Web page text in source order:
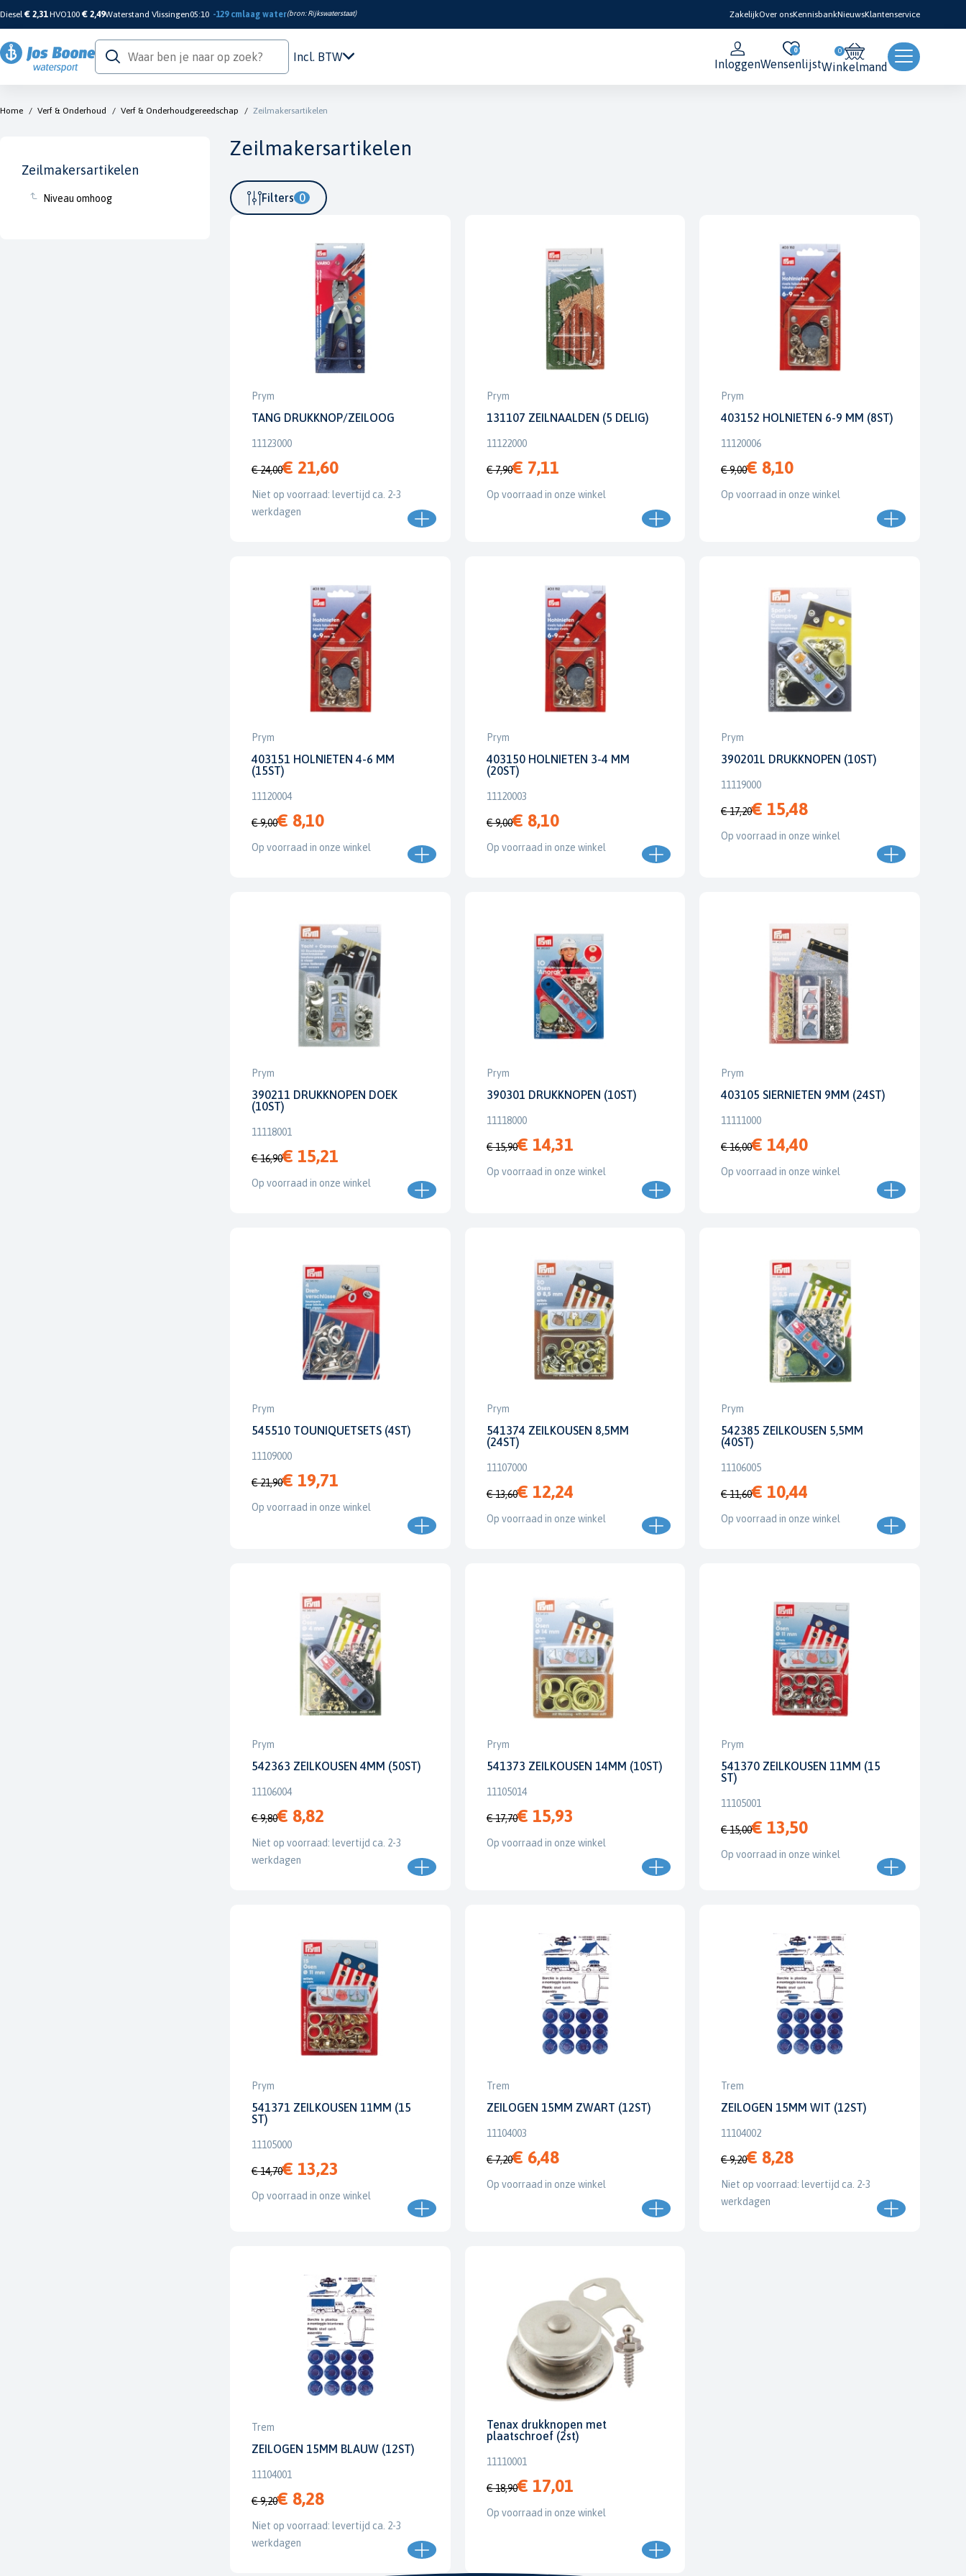
Diesel€ 2,31 HVO100 € 2,49Waterstand Vlissingen05:10 -129 cmlaag water(bron:Rijkswaterstaat) ZakelijkOver onsKennisbankNieuwsKlantenservice
Sanitair & Comfort
Rubberboten & Motoren
Incl. BTW
Inloggen
0
WensenlijstWinkelmand
Home / Verf & Onderhoud / Verf & Onderhoudgereedschap / Zeilmakersartikelen
Zeilmakersartikelen
Niveau omhoog
Zeilmakersartikelen
Filters 0
Prym
TANG DRUKKNOP/ZEILOOG
11123000
€ 24,00€ 21,60
Niet op voorraad: levertijd ca. 2-3
werkdagen
Prym
131107 ZEILNAALDEN (5 DELIG)
11122000
€ 7,90€ 7,11
Op voorraad in onze winkel
Prym
403152 HOLNIETEN 6-9 MM (8ST)
11120006
€ 9,00€ 8,10
Op voorraad in onze winkel
Prym
403151 HOLNIETEN 4-6 MM
(15ST)
11120004
€ 9,00€ 8,10
Op voorraad in onze winkel
Prym
403150 HOLNIETEN 3-4 MM
(20ST)
11120003
€ 9,00€ 8,10
Op voorraad in onze winkel
Prym
390201L DRUKKNOPEN (10ST)
11119000
€ 17,20€ 15,48
Op voorraad in onze winkel
Prym
390211 DRUKKNOPEN DOEK
(10ST)
11118001
€ 16,90€ 15,21
Op voorraad in onze winkel
Prym
390301 DRUKKNOPEN (10ST)
11118000
€ 15,90€ 14,31
Op voorraad in onze winkel
Prym
403105 SIERNIETEN 9MM (24ST)
11111000
€ 16,00€ 14,40
Op voorraad in onze winkel
Prym
545510 TOUNIQUETSETS (4ST)
11109000
€ 21,90€ 19,71
Op voorraad in onze winkel
Prym
541374 ZEILKOUSEN 8,5MM
(24ST)
11107000
€ 13,60€ 12,24
Op voorraad in onze winkel
Prym
542385 ZEILKOUSEN 5,5MM
(40ST)
11106005
€ 11,60€ 10,44
Op voorraad in onze winkel
Prym
542363 ZEILKOUSEN 4MM (50ST)
11106004
€ 9,80€ 8,82
Niet op voorraad: levertijd ca. 2-3
werkdagen
Prym
541373 ZEILKOUSEN 14MM (10ST)
11105014
€ 17,70€ 15,93
Op voorraad in onze winkel
Prym
541370 ZEILKOUSEN 11MM (15
ST)
11105001
€ 15,00€ 13,50
Op voorraad in onze winkel
Prym
541371 ZEILKOUSEN 11MM (15
ST)
11105000
€ 14,70€ 13,23
Op voorraad in onze winkel
Trem
ZEILOGEN 15MM ZWART (12ST)
11104003
€ 7,20€ 6,48
Op voorraad in onze winkel
Trem
ZEILOGEN 15MM WIT (12ST)
11104002
€ 9,20€ 8,28
Niet op voorraad: levertijd ca. 2-3
werkdagen
Trem
ZEILOGEN 15MM BLAUW (12ST)
11104001
€ 9,20€ 8,28
Niet op voorraad: levertijd ca. 2-3
werkdagen
Tenax drukknopen met
plaatschroef (2st)
11110001
€ 18,90€ 17,01
Op voorraad in onze winkel